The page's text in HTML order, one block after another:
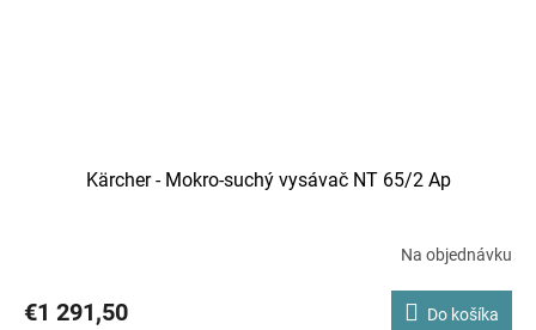
Kärcher - Mokro-suchý vysávač NT 65/2 Ap
Na objednávku
€1 291,50 Do košíka